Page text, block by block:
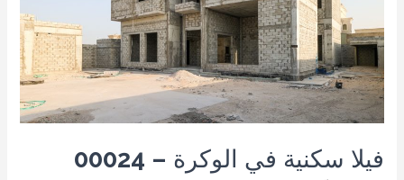
فيلا سكنية في الوكرة – 00024​